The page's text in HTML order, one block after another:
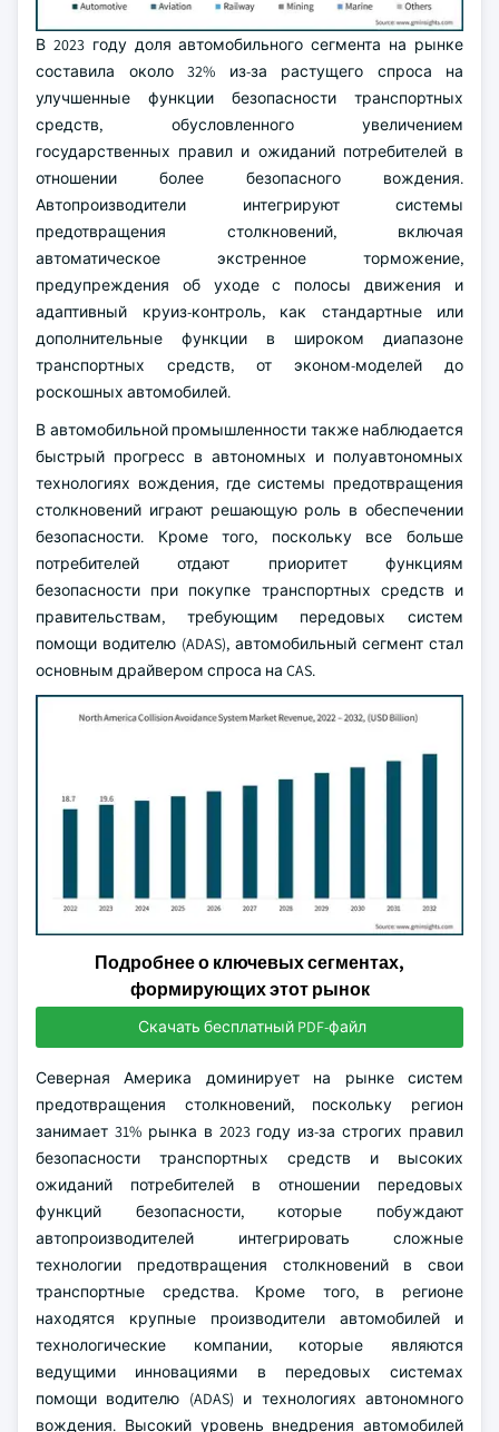
В 2023 году доля автомобильного сегмента на рынке
составила около 32% из-за растущего спроса на
улучшенные функции безопасности транспортных
средств, обусловленного увеличением
государственных правил и ожиданий потребителей в
отношении более безопасного вождения.
Автопроизводители интегрируют системы
предотвращения столкновений, включая
автоматическое экстренное торможение,
предупреждения об уходе с полосы движения и
адаптивный круиз-контроль, как стандартные или
дополнительные функции в широком диапазоне
транспортных средств, от эконом-моделей до
роскошных автомобилей.
В автомобильной промышленности также наблюдается
быстрый прогресс в автономных и полуавтономных
технологиях вождения, где системы предотвращения
столкновений играют решающую роль в обеспечении
безопасности. Кроме того, поскольку все больше
потребителей отдают приоритет функциям
безопасности при покупке транспортных средств и
правительствам, требующим передовых систем
помощи водителю (ADAS), автомобильный сегмент стал
основным драйвером спроса на CAS.
Подробнее о ключевых сегментах,
формирующих этот рынок
Скачать бесплатный PDF-файл
Северная Америка доминирует на рынке систем
предотвращения столкновений, поскольку регион
занимает 31% рынка в 2023 году из-за строгих правил
безопасности транспортных средств и высоких
ожиданий потребителей в отношении передовых
функций безопасности, которые побуждают
автопроизводителей интегрировать сложные
технологии предотвращения столкновений в свои
транспортные средства. Кроме того, в регионе
находятся крупные производители автомобилей и
технологические компании, которые являются
ведущими инновациями в передовых системах
помощи водителю (ADAS) и технологиях автономного
вождения. Высокий уровень внедрения автомобилей